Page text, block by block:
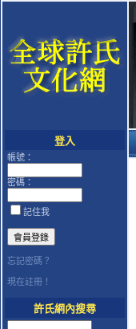
登入
帳號：
密碼：
記住我
忘記密碼？
現在註冊！
許氏網內搜尋